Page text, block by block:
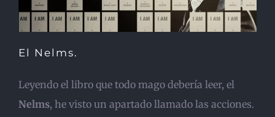
El Nelms.
Leyendo el libro que todo mago debería leer, el
Nelms, he visto un apartado llamado las acciones.